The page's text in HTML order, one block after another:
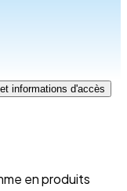
informations d'accès
en produits